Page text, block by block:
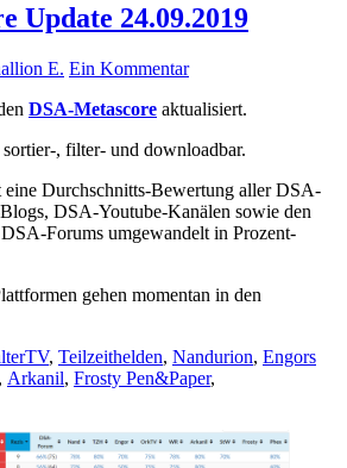
Update 24.09.2019
E. Ein Kommentar
DSA-Metascore aktualisiert.
, filter- und downloadbar.
Durchschnitts-Bewertung aller DSA-
DSA-Youtube-Kanälen sowie den
Forums umgewandelt in Prozent-
gehen momentan in den
, Teilzeithelden, Nandurion, Engors
, Arkanil, Frosty Pen&Paper,